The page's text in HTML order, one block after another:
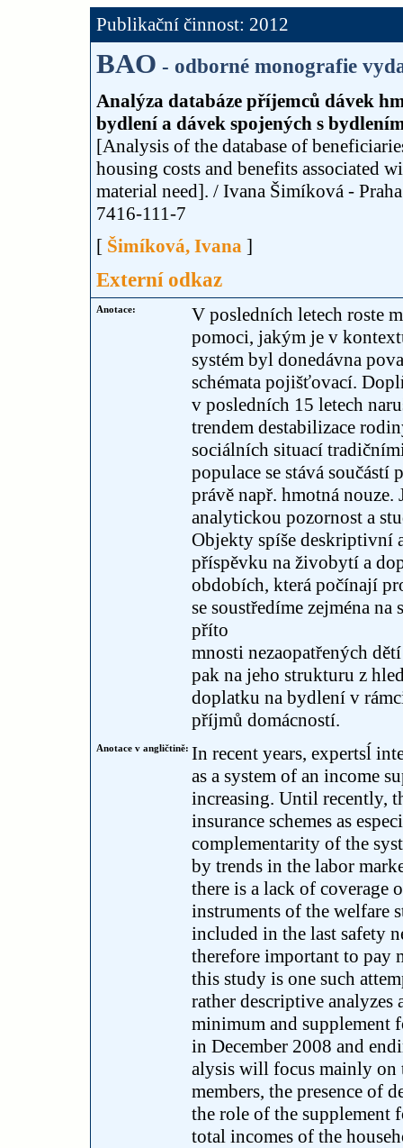
Publikační činnost: 2012
BAO - odborné monografie
Analýza databáze příjemců dávek
bydlení a dávek spojených s
[Analysis of the database of
housing costs and benefits associated
material need]. / Ivana Šimíková -
7416-111-7
[ Šimíková, Ivana ]
Externí odkaz
Anotace:
V posledních letech roste
pomoci, jakým je v
systém byl donedávna
schémata pojišťovací.
v posledních 15 letech
trendem destabilizace
sociálních situací
populace se stává součástí
právě např. hmotná
analytickou pozornost a
Objekty spíše deskriptivní
příspěvku na živobytí a
obdobích, která počínají
se soustředíme zejména
příto
mnosti nezaopatřených
pak na jeho strukturu z
doplatku na bydlení v
příjmů domácností.
Anotace v angličtině: In recent years, expertsĺ
as a system of an income
increasing. Until recently,
insurance schemes as
complementarity of the
by trends in the labor
there is a lack of
instruments of the welfare
included in the last safety
therefore important to pay
this study is one such
rather descriptive analyzes
minimum and supplement
in December 2008 and
alysis will focus mainly on
members, the presence of
the role of the supplement
total incomes of the